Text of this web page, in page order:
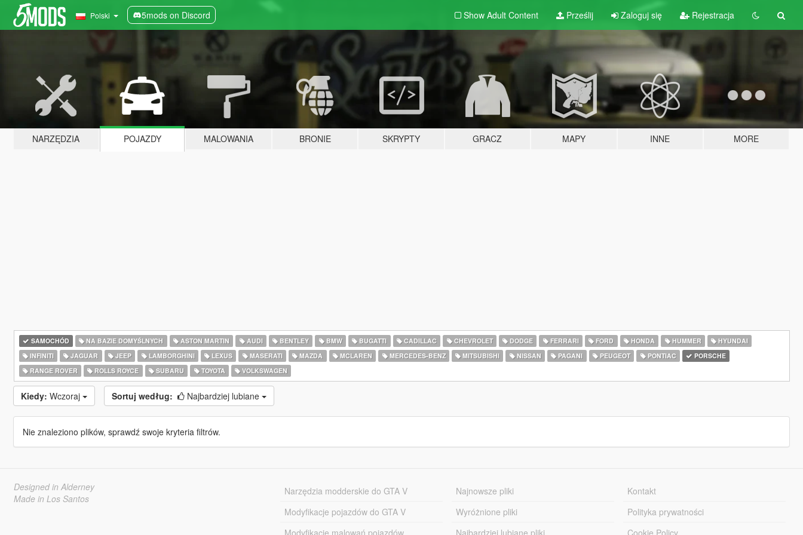
Polski 5mods on Discord Show Adult Content Prześlij Zaloguj się Rejestracja
NARZĘDZIA POJAZDY MALOWANIA BRONIE SKRYPTY GRACZ MAPY INNE MORE
SAMOCHÓD NA BAZIE DOMYŚLNYCH ASTON MARTIN AUDI BENTLEY BMW BUGATTI CADILLAC CHEVROLET DODGE FERRARI FORD HONDA HUMMER
HYUNDAI
INFINITI
JAGUAR JEEP LAMBORGHINI LEXUS MASERATI MAZDA MCLAREN MERCEDES-BENZ MITSUBISHI NISSAN PAGANI PEUGEOT PONTIAC
PORSCHE
RANGE ROVER
ROLLS ROYCE SUBARU TOYOTA VOLKSWAGEN
Kiedy: Wczoraj Sortuj według: Najbardziej lubiane
Nie znaleziono plików, sprawdź swoje kryteria filtrów.
Designed in Alderney
Made in Los Santos
Narzędzia modderskie do GTA V
Modyfikacje pojazdów do GTA V
Modyfikacje malowań pojazdów
Najnowsze pliki
Wyróżnione pliki
Najbardziej lubiane pliki
Kontakt
Polityka prywatności
Cookie Policy